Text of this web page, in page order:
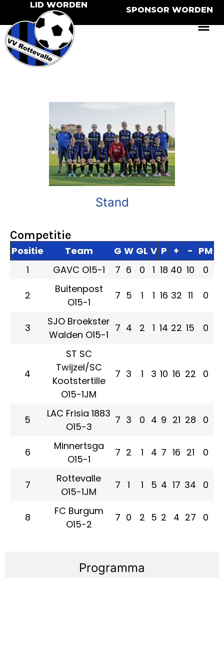
LID WORDEN
SPONSOR WORDEN
Stand
Programma
Competitie
Positie Team G W GL V P + - PM
1
GAVC O15-1 7 6 0 1 18 40 10 0
2
Buitenpost
O15-1
7 5 1 1 16 32 11 0
3
SJO Broekster
Walden O15-1
7 4 2 1 14 22 15 0
4
ST SC
Twijzel/SC
Kootstertille
O15-1JM
7 3 1 3 10 16 22 0
5
LAC Frisia 1883
O15-3
7 3 0 4 9 21 28 0
6
Minnertsga
O15-1
7 2 1 4 7 16 21 0
7
Rottevalle
O15-1JM
7 1 1 5 4 17 34 0
8
FC Burgum
O15-2
7 0 2 5 2 4 27 0